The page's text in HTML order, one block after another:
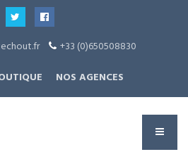
+33 (0)650508830
NOS AGENCES